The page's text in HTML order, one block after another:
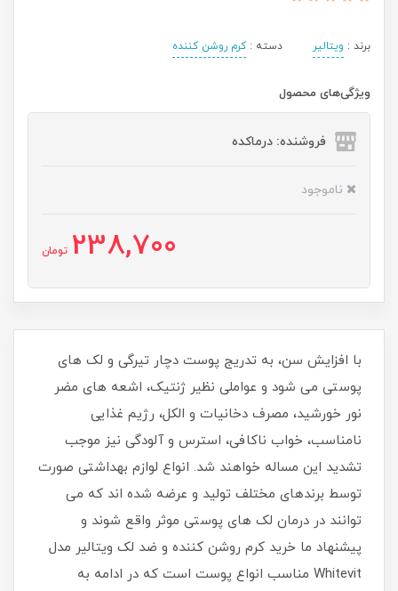
برند : ویتالیر دسته :کرم روشن کننده
ویژگی‌های محصول
فروشنده: درماکده
ناموجود
238,700 تومان
با افزایش سن، به تدریج پوست دچار تیرگی و لک های
پوستی می شود و عواملی نظیر ژنتیک، اشعه های مضر
نور خورشید، مصرف دخانیات و الکل، رژیم غذایی
نامناسب، خواب ناکافی، استرس و آلودگی نیز موجب
تشدید این مساله خواهند شد. انواع لوازم بهداشتی صورت
توسط برندهای مختلف تولید و عرضه شده اند که می
توانند در درمان لک های پوستی موثر واقع شوند و
پیشنهاد ما خرید کرم روشن کننده و ضد لک ویتالیر مدل
Whitevit مناسب انواع پوست است که در ادامه به